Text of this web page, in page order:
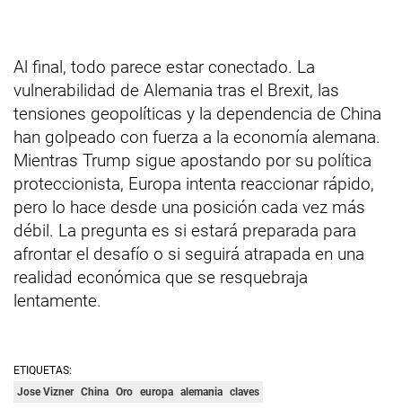
Al final, todo parece estar conectado. La
vulnerabilidad de Alemania tras el Brexit, las
tensiones geopolíticas y la dependencia de China
han golpeado con fuerza a la economía alemana.
Mientras Trump sigue apostando por su política
proteccionista, Europa intenta reaccionar rápido,
pero lo hace desde una posición cada vez más
débil. La pregunta es si estará preparada para
afrontar el desafío o si seguirá atrapada en una
realidad económica que se resquebraja
lentamente.
ETIQUETAS:
Jose Vizner China Oro europa alemania claves